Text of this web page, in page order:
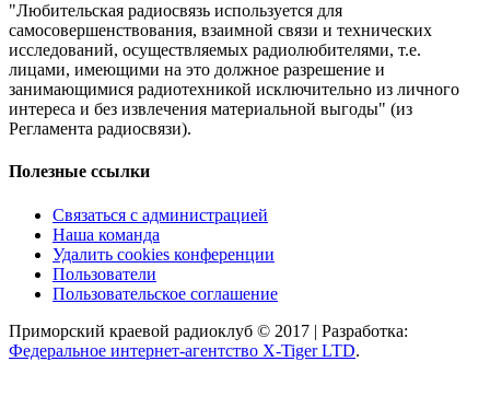
"Любительская радиосвязь используется для
самосовершенствования, взаимной связи и технических
исследований, осуществляемых радиолюбителями, т.е.
лицами, имеющими на это должное разрешение и
занимающимися радиотехникой исключительно из личного
интереса и без извлечения материальной выгоды" (из
Регламента радиосвязи).
Полезные ссылки
Связаться с администрацией
Наша команда
Удалить cookies конференции
Пользователи
Пользовательское соглашение
Приморский краевой радиоклуб © 2017 | Разработка:
Федеральное интернет-агентство X-Tiger LTD.